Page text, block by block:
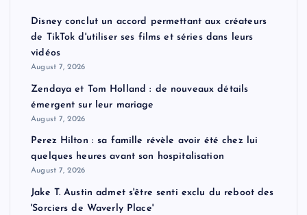
Disney conclut un accord permettant aux créateurs
de TikTok d'utiliser ses films et séries dans leurs
vidéos
August 7, 2026
Zendaya et Tom Holland : de nouveaux détails
émergent sur leur mariage
August 7, 2026
Perez Hilton : sa famille révèle avoir été chez lui
quelques heures avant son hospitalisation
August 7, 2026
Jake T. Austin admet s'être senti exclu du reboot des
'Sorciers de Waverly Place'